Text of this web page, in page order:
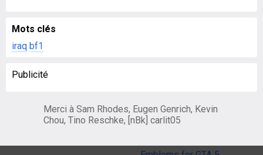
Mots clés
iraq bf1
Publicité
Merci à Sam Rhodes, Eugen Genrich, Kevin
Chou, Tino Reschke, [nBk] carlit05